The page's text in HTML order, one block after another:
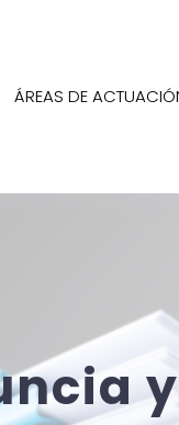
ÁREAS DE